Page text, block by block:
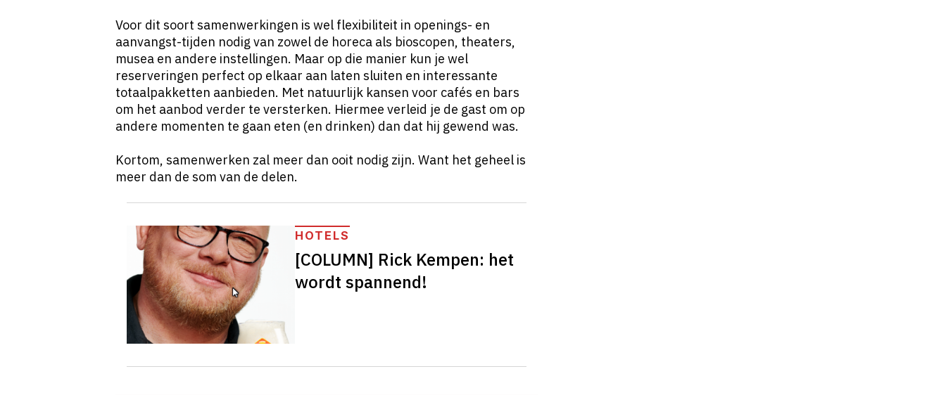
Voor dit soort samenwerkingen is wel flexibiliteit in openings- en
aanvangst-tijden nodig van zowel de horeca als bioscopen, theaters,
musea en andere instellingen. Maar op die manier kun je wel
reserveringen perfect op elkaar aan laten sluiten en interessante
totaalpakketten aanbieden. Met natuurlijk kansen voor cafés en bars
om het aanbod verder te versterken. Hiermee verleid je de gast om op
andere momenten te gaan eten (en drinken) dan dat hij gewend was.
Kortom, samenwerken zal meer dan ooit nodig zijn. Want het geheel is
meer dan de som van de delen.
HOTELS
[COLUMN] Rick Kempen: het
wordt spannend!